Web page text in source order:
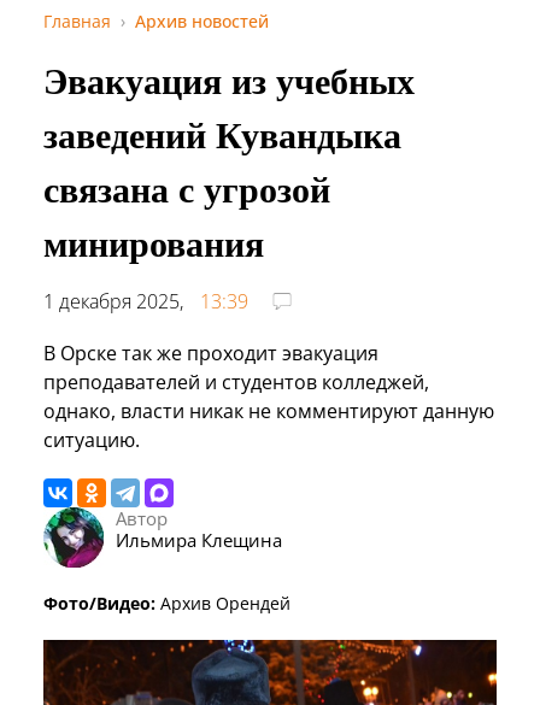
Главная Архив новостей
Эвакуация из учебных
заведений Кувандыка
связана с угрозой
минирования
1 декабря 2025,
13:39
В Орске так же проходит эвакуация
преподавателей и студентов колледжей,
однако, власти никак не комментируют данную
ситуацию.
Автор
Ильмира Клещина
Фото/Видео: Архив Орендей